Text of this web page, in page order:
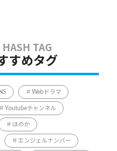
すめタグ
Webドラマ
Youtubeチャンネル
ほのか
エンジェルナンバー